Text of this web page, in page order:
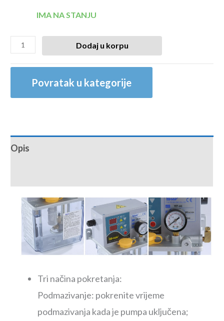
IMA NA STANJU
Dodaj u korpu
Povratak u kategorije
Opis
Tri načina pokretanja:
Podmazivanje: pokrenite vrijeme
podmazivanja kada je pumpa uključena;